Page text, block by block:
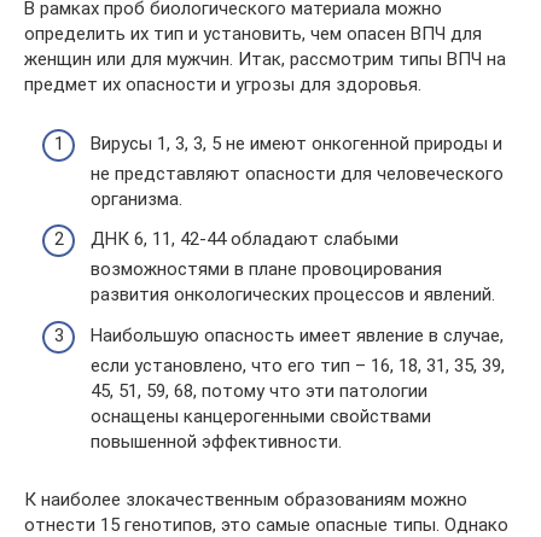
В рамках проб биологического материала можно
определить их тип и установить, чем опасен ВПЧ для
женщин или для мужчин. Итак, рассмотрим типы ВПЧ на
предмет их опасности и угрозы для здоровья.
Вирусы 1, 3, 3, 5 не имеют онкогенной природы и
не представляют опасности для человеческого
организма.
ДНК 6, 11, 42-44 обладают слабыми
возможностями в плане провоцирования
развития онкологических процессов и явлений.
Наибольшую опасность имеет явление в случае,
если установлено, что его тип – 16, 18, 31, 35, 39,
45, 51, 59, 68, потому что эти патологии
оснащены канцерогенными свойствами
повышенной эффективности.
К наиболее злокачественным образованиям можно
отнести 15 генотипов, это самые опасные типы. Однако